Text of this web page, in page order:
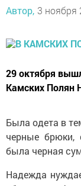
Автор, 3 ноября
29 октября
Камских Полян
Была одета в
черные брюки,
была черная
Надежда